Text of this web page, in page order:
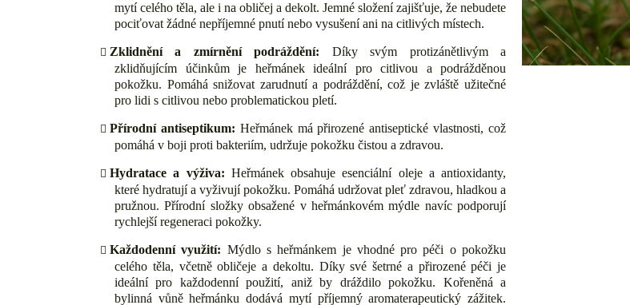
mytí celého těla, ale i na obličej a dekolt. Jemné složení zajišťuje, že nebudete
pociťovat žádné nepříjemné pnutí nebo vysušení ani na citlivých místech.
Zklidnění a zmírnění podráždění: Díky svým protizánětlivým a
zklidňujícím účinkům je heřmánek ideální pro citlivou a podrážděnou
pokožku. Pomáhá snižovat zarudnutí a podráždění, což je zvláště užitečné
pro lidi s citlivou nebo problematickou pletí.
Přírodní antiseptikum: Heřmánek má přirozené antiseptické vlastnosti, což
pomáhá v boji proti bakteriím, udržuje pokožku čistou a zdravou.
Hydratace a výživa: Heřmánek obsahuje esenciální oleje a antioxidanty,
které hydratují a vyživují pokožku. Pomáhá udržovat pleť zdravou, hladkou a
pružnou. Přírodní složky obsažené v heřmánkovém mýdle navíc podporují
rychlejší regeneraci pokožky.
Každodenní využití: Mýdlo s heřmánkem je vhodné pro péči o pokožku
celého těla, včetně obličeje a dekoltu. Díky své šetrné a přirozené péči je
ideální pro každodenní použití, aniž by dráždilo pokožku. Kořeněná a
bylinná vůně heřmánku dodává mytí příjemný aromaterapeutický zážitek.